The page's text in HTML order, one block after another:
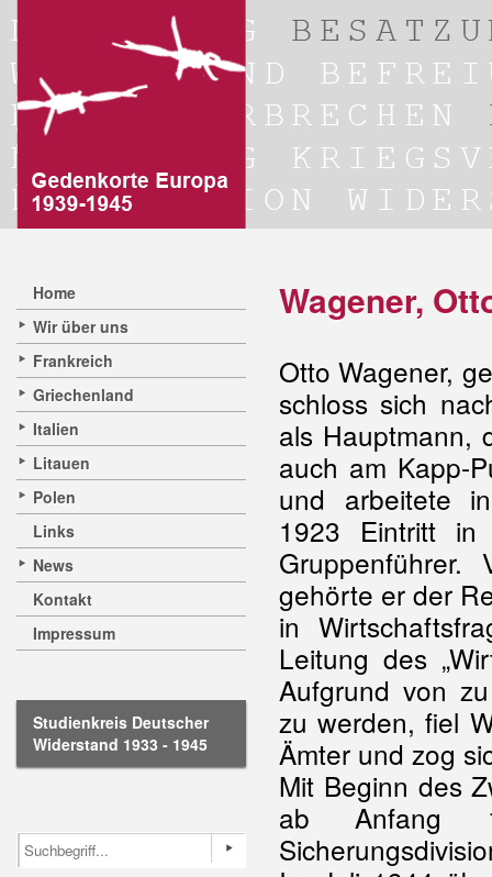
Home
Wir über uns
Frankreich
Griechenland
Italien
Litauen
Polen
Links
News
Kontakt
Impressum
Studienkreis Deutscher
Widerstand 1933 - 1945
Wagener,
Otto Wagener,
schloss sich
als Hauptmann,
auch am Kapp-
und arbeitete
1923 Eintritt
gehörte er der
in
Leitung des
Aufgrund von
zu werden, fiel
Ämter und zog
Mit Beginn des
ab Anfang